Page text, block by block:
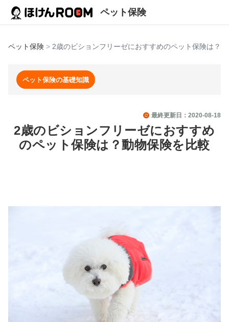
ペット保険
ペット保険 > 2歳のビションフリーゼにおすすめのペット保険は？
ペット保険の基礎知識
最終更新日： 2020-08-18
2歳のビションフリーゼにおすすめ
のペット保険は？動物保険を比較